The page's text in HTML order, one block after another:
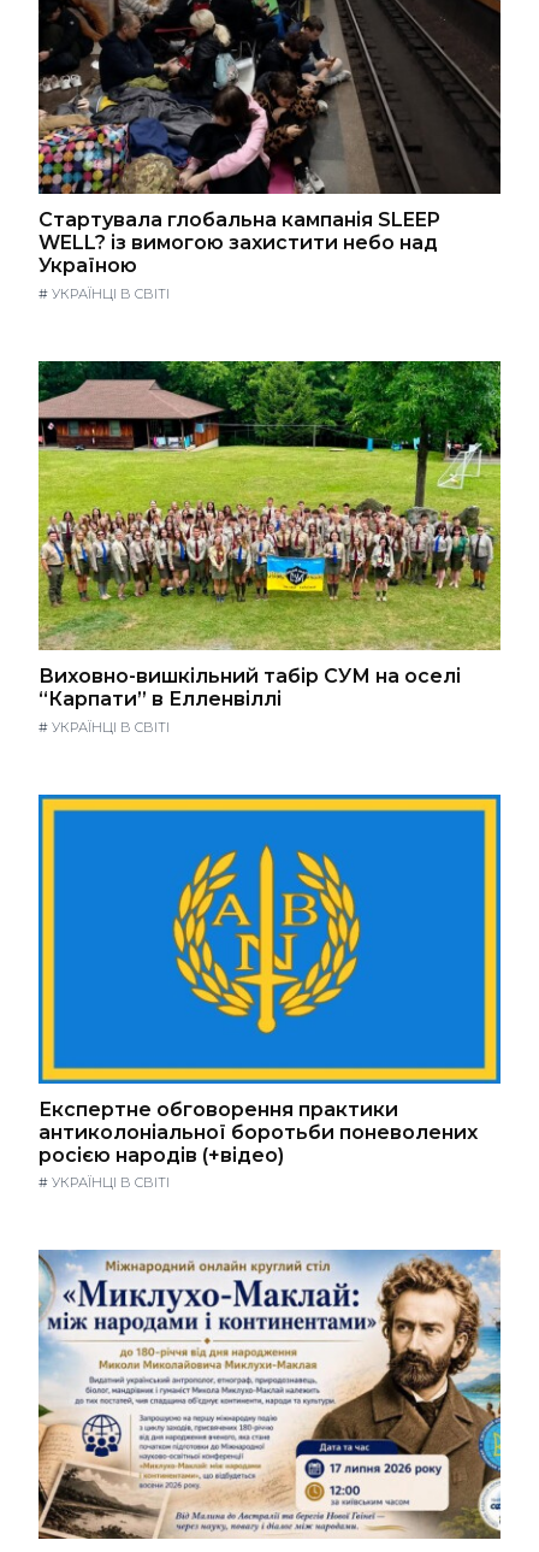
Стартувала глобальна кампанія SLEEP
WELL? із вимогою захистити небо над
Україною
# УКРАЇНЦІ В СВІТІ
Виховно-вишкільний табір СУМ на оселі
“Карпати” в Елленвіллі
# УКРАЇНЦІ В СВІТІ
Експертне обговорення практики
антиколоніальної боротьби поневолених
росією народів (+відео)
# УКРАЇНЦІ В СВІТІ